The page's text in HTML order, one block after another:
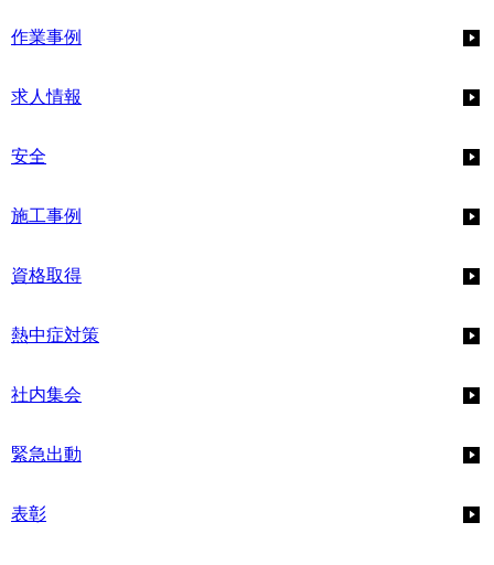
作業事例
求人情報
安全
施工事例
資格取得
熱中症対策
社内集会
緊急出動
表彰